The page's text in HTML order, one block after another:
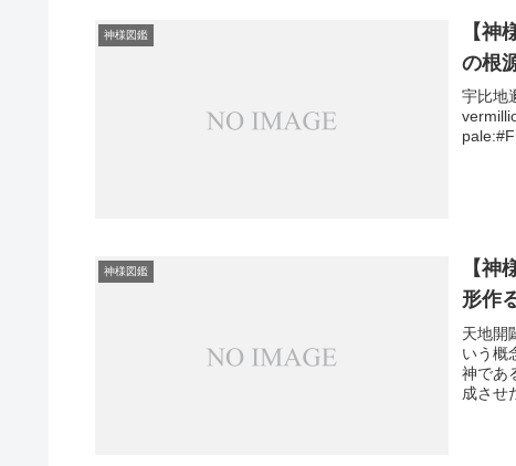
神様図鑑
【
の根
宇比地
神様図鑑
【
形作
天地開
いう概
神であ
成させ